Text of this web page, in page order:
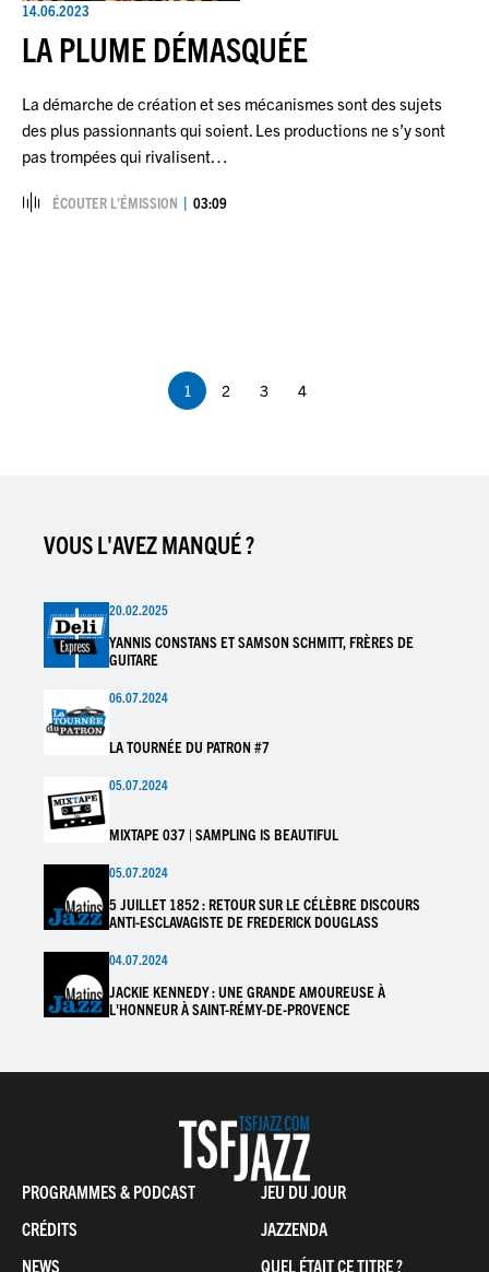
14.06.2023
LA PLUME DÉMASQUÉE
La démarche de création et ses mécanismes sont des sujets
des plus passionnants qui soient. Les productions ne s’y sont
pas trompées qui rivalisent…
ÉCOUTER L’ÉMISSION 03:09
Page
courante
1 Page
2 Page
3 Page
4
VOUS L'AVEZ MANQUÉ ?
20.02.2025
YANNIS CONSTANS ET SAMSON SCHMITT, FRÈRES DE
GUITARE
06.07.2024
LA TOURNÉE DU PATRON #7
05.07.2024
MIXTAPE 037 | SAMPLING IS BEAUTIFUL
05.07.2024
5 JUILLET 1852 : RETOUR SUR LE CÉLÈBRE DISCOURS
ANTI-ESCLAVAGISTE DE FREDERICK DOUGLASS
04.07.2024
JACKIE KENNEDY : UNE GRANDE AMOUREUSE À
L'HONNEUR À SAINT-RÉMY-DE-PROVENCE
Pied
de
page
PROGRAMMES & PODCAST
JEU DU JOUR
CRÉDITS
JAZZENDA
NEWS
QUEL ÉTAIT CE TITRE ?